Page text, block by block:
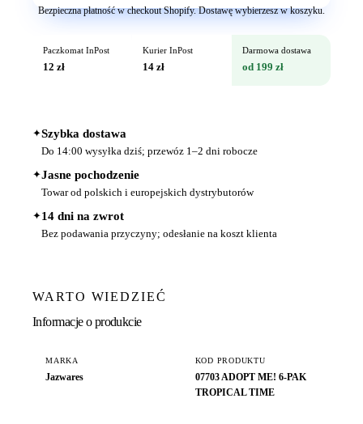
Bezpieczna płatność w checkout Shopify. Dostawę wybierzesz w koszyku.
Paczkomat InPost
12 zł
Kurier InPost
14 zł
Darmowa dostawa
od 199 zł
✦Szybka dostawa
Do 14:00 wysyłka dziś; przewóz 1–2 dni robocze
✦Jasne pochodzenie
Towar od polskich i europejskich dystrybutorów
✦14 dni na zwrot
Bez podawania przyczyny; odesłanie na koszt klienta
WARTO WIEDZIEĆ
Informacje o produkcie
MARKA
Jazwares
KOD PRODUKTU
07703 ADOPT ME! 6-PAK
TROPICAL TIME